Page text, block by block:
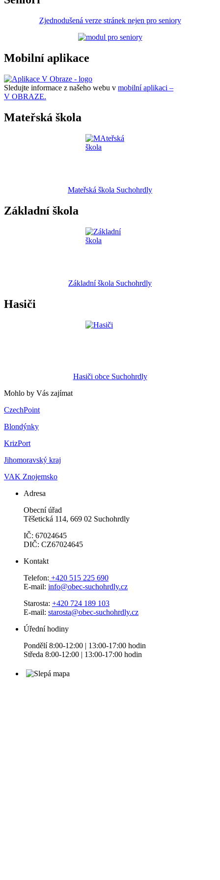
Zjednodušená verze stránek nejen pro seniory
Mobilní aplikace
Sledujte informace z našeho webu v mobilní aplikaci –
V OBRAZE.
Mateřská škola
Mateřská škola Suchohrdly
Základní škola
Základní škola Suchohrdly
Hasiči
Hasiči obce Suchohrdly
Mohlo by Vás zajímat
CzechPoint
Blondýnky
KrizPort
Jihomoravský kraj
VAK Znojemsko
Adresa
Obecní úřad
Těšetická 114, 669 02 Suchohrdly
IČ: 67024645
DIČ: CZ67024645
Kontakt
Telefon: +420 515 225 690
E-mail: info@obec-suchohrdly.cz
Starosta: +420 724 189 103
E-mail: starosta@obec-suchohrdly.cz
Úřední hodiny
Pondělí 8:00-12:00 | 13:00-17:00 hodin
Středa 8:00-12:00 | 13:00-17:00 hodin